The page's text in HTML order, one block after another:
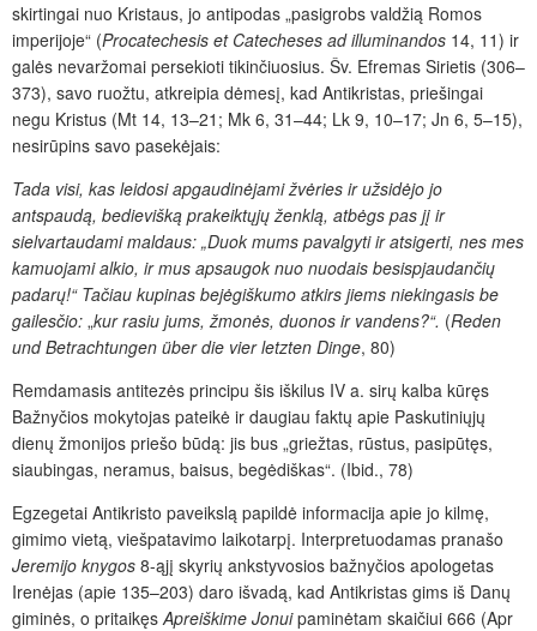
skirtingai nuo Kristaus, jo antipodas „pasigrobs valdžią Romos
imperijoje“ (Procatechesis et Catecheses ad illuminandos 14, 11) ir
galės nevaržomai persekioti tikinčiuosius. Šv. Efremas Sirietis (306–
373), savo ruožtu, atkreipia dėmesį, kad Antikristas, priešingai
negu Kristus (Mt 14, 13–21; Mk 6, 31–44; Lk 9, 10–17; Jn 6, 5–15),
nesirūpins savo pasekėjais:
Tada visi, kas leidosi apgaudinėjami žvėries ir užsidėjo jo
antspaudą, bedievišką prakeiktųjų ženklą, atbėgs pas jį ir
sielvartaudami maldaus: „Duok mums pavalgyti ir atsigerti, nes mes
kamuojami alkio, ir mus apsaugok nuo nuodais besispjaudančių
padarų!“ Tačiau kupinas bejėgiškumo atkirs jiems niekingasis be
gailesčio: „kur rasiu jums, žmonės, duonos ir vandens?“. (Reden
und Betrachtungen über die vier letzten Dinge, 80)
Remdamasis antitezės principu šis iškilus IV a. sirų kalba kūręs
Bažnyčios mokytojas pateikė ir daugiau faktų apie Paskutiniųjų
dienų žmonijos priešo būdą: jis bus „griežtas, rūstus, pasipūtęs,
siaubingas, neramus, baisus, begėdiškas“. (Ibid., 78)
Egzegetai Antikristo paveikslą papildė informacija apie jo kilmę,
gimimo vietą, viešpatavimo laikotarpį. Interpretuodamas pranašo
Jeremijo knygos 8-ąjį skyrių ankstyvosios bažnyčios apologetas
Irenėjas (apie 135–203) daro išvadą, kad Antikristas gims iš Danų
giminės, o pritaikęsApreiškime Jonuipaminėtam skaičiui 666 (Apr